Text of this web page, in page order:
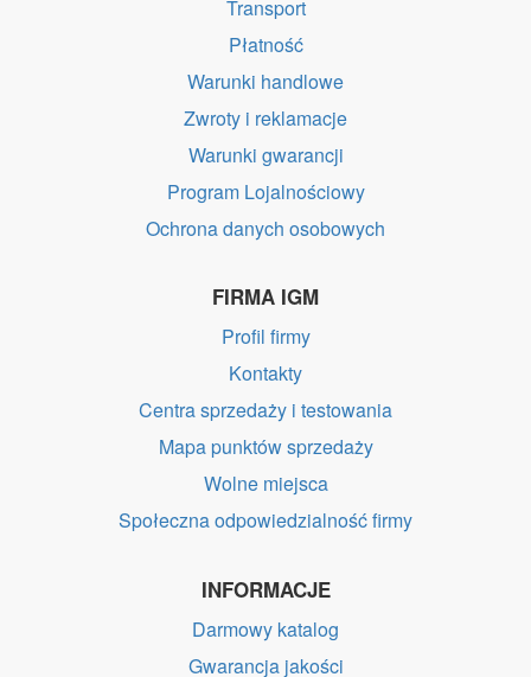
Transport
Płatność
Warunki handlowe
Zwroty i reklamacje
Warunki gwarancji
Program Lojalnościowy
Ochrona danych osobowych
FIRMA IGM
Profil firmy
Kontakty
Centra sprzedaży i testowania
Mapa punktów sprzedaży
Wolne miejsca
Społeczna odpowiedzialność firmy
INFORMACJE
Darmowy katalog
Gwarancja jakości